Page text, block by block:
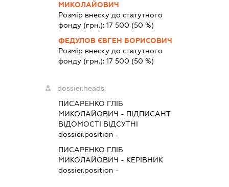
МИКОЛАЙОВИЧ
Розмір внеску до статутного
фонду (грн.):17 500 (50 %)
ФЕДУЛОВ ЄВГЕН БОРИСОВИЧ
Розмір внеску до статутного
фонду (грн.):17 500 (50 %)
dossier.heads:
ПИСАРЕНКО ГЛІБ
МИКОЛАЙОВИЧ - ПІДПИСАНТ
ВІДОМОСТІ ВІДСУТНІ
dossier.position -
ПИСАРЕНКО ГЛІБ
МИКОЛАЙОВИЧ - КЕРІВНИК
dossier.position -